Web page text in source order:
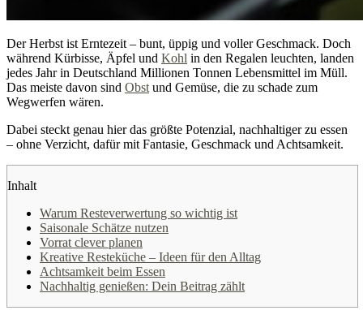
Der Herbst ist Erntezeit – bunt, üppig und voller Geschmack. Doch
während Kürbisse, Äpfel und Kohl in den Regalen leuchten, landen
jedes Jahr in Deutschland Millionen Tonnen Lebensmittel im Müll.
Das meiste davon sind Obst und Gemüse, die zu schade zum
Wegwerfen wären.
Dabei steckt genau hier das größte Potenzial, nachhaltiger zu essen
– ohne Verzicht, dafür mit Fantasie, Geschmack und Achtsamkeit.
Inhalt
Warum Resteverwertung so wichtig ist
Saisonale Schätze nutzen
Vorrat clever planen
Kreative Resteküche – Ideen für den Alltag
Achtsamkeit beim Essen
Nachhaltig genießen: Dein Beitrag zählt